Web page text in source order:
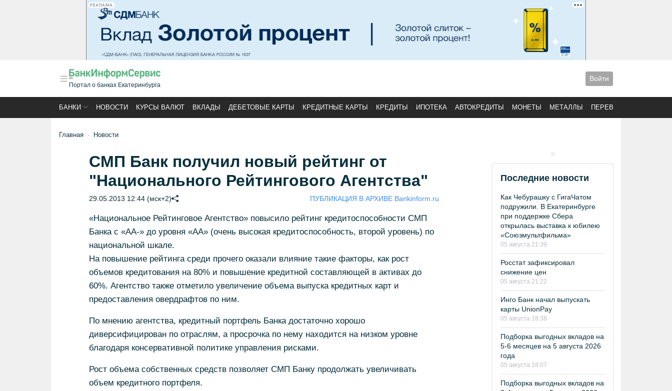
РЕКЛАМА
Портал о банках Екатеринбурга
Войти
БАНКИ НОВОСТИ КУРСЫ ВАЛЮТ ВКЛАДЫ ДЕБЕТОВЫЕ КАРТЫ КРЕДИТНЫЕ КАРТЫ КРЕДИТЫ ИПОТЕКА АВТОКРЕДИТЫ МОНЕТЫ МЕТАЛЛЫ ПЕРЕВОДЫ
Главная Новости
СМП Банк получил новый рейтинг от
"Национального Рейтингового Агентства"
29.05.2013 12:44 (мск+2) ПУБЛИКАЦИЯ В АРХИВЕ Bankinform.ru
«Национальное Рейтинговое Агентство» повысило рейтинг кредитоспособности СМП
Банка с «АА-» до уровня «АА» (очень высокая кредитоспособность, второй уровень) по
национальной шкале.
На повышение рейтинга среди прочего оказали влияние такие факторы, как рост
объемов кредитования на 80% и повышение кредитной составляющей в активах до
60%. Агентство также отметило увеличение объема выпуска кредитных карт и
предоставления овердрафтов по ним.
По мнению агентства, кредитный портфель Банка достаточно хорошо
диверсифицирован по отраслям, а просрочка по нему находится на низком уровне
благодаря консервативной политике управления рисками.
Рост объема собственных средств позволяет СМП Банку продолжать увеличивать
объем кредитного портфеля.
Последние новости
Как Чебурашку с ГигаЧатом
подружили. В Екатеринбурге
при поддержке Сбера
открылась выставка к юбилею
«Союзмультфильма»
05 августа 21:39
Росстат зафиксировал
снижение цен
05 августа 21:22
Инго Банк начал выпускать
карты UnionPay
05 августа 18:38
Подборка выгодных вкладов на
5-6 месяцев на 5 августа 2026
года
05 августа 18:07
Подборка выгодных вкладов на